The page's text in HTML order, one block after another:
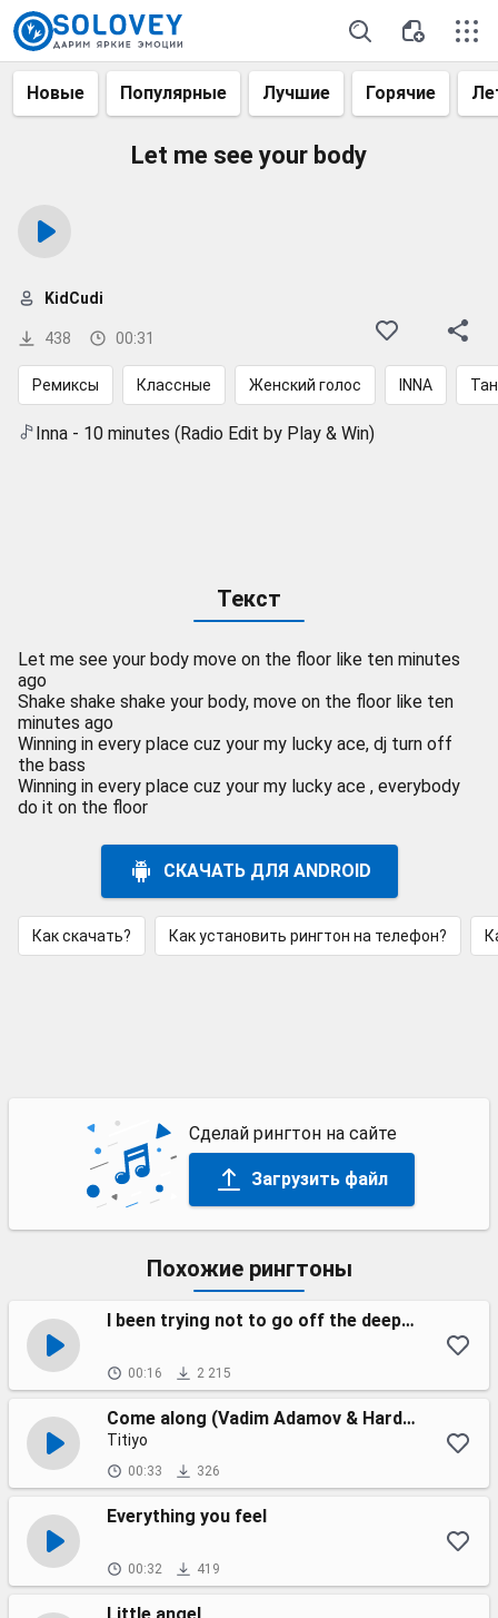
Новые Популярные Лучшие Горячие
Let me see your body
438 00:31
KidCudi
Ремиксы Классные Женский голос INNA
Inna - 10 minutes (Radio Edit by Play & Win)
Текст
Let me see your body move on the floor like ten minutes
ago
Shake shake shake your body, move on the floor like ten
minutes ago
Winning in every place cuz your my lucky ace, dj turn off
the bass
Winning in every place cuz your my lucky ace , everybody
do it on the floor
СКАЧАТЬ ДЛЯ ANDROID
Как скачать? Как установить рингтон на телефон?
Сделай рингтон на сайте
Загрузить файл
Похожие рингтоны
I been trying not to go off the deep end (remix №2)
00:16 2 215
Come along (Vadim Adamov & Hardphol DFM radio edit)
Titiyo
00:33 326
Everything you feel
00:32 419